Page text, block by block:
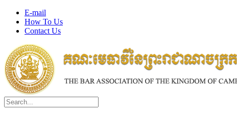
E-mail
How To Us
Contact Us